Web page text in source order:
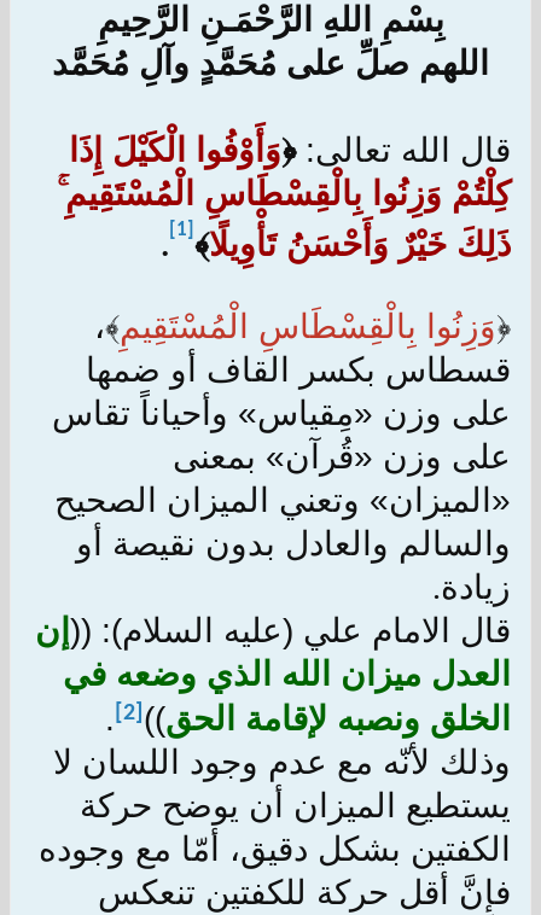
بِسْمِ اللهِ الرَّحْمَـنِ الرَّحِيمِ
اللهم صلِّ على مُحَمَّدٍ وآلِ مُحَمَّد
قال الله تعالى: ﴿وَأَوْفُوا الْكَيْلَ إِذَا
كِلْتُمْ وَزِنُوا بِالْقِسْطَاسِ الْمُسْتَقِيمِ ۚ
ذَلِكَ خَيْرٌ وَأَحْسَنُ تَأْوِيلًا﴾ .
﴿وَزِنُوا بِالْقِسْطَاسِ الْمُسْتَقِيمِ﴾،
قسطاس بكسر القاف أو ضمها
على وزن «مِقياس» وأحياناً تقاس
على وزن «قُرآن» بمعنى
«الميزان» وتعني الميزان الصحيح
والسالم والعادل بدون نقيصة أو
زيادة.
قال الامام علي (عليه السلام): (( إن
العدل ميزان الله الذي وضعه في
الخلق ونصبه لإقامة الحق))
.
وذلك لأنّه مع عدم وجود اللسان لا
يستطيع الميزان أن يوضح حركة
الكفتين بشكل دقيق، أمّا مع وجوده
فإِنَّ أقل حركة للكفتين تنعكس